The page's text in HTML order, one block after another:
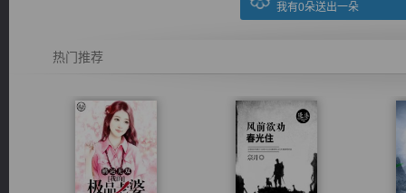
我有0朵送出一朵
热门推荐